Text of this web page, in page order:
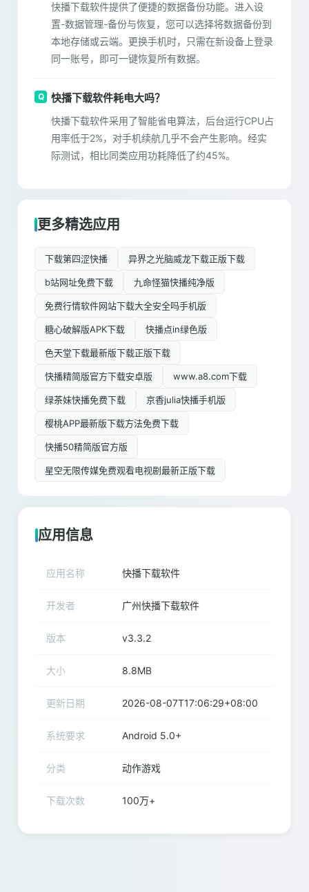
快播下载软件提供了便捷的数据备份功能。进入设
置-数据管理-备份与恢复，您可以选择将数据备份到
本地存储或云端。更换手机时，只需在新设备上登录
同一账号，即可一键恢复所有数据。
快播下载软件耗电大吗？
快播下载软件采用了智能省电算法，后台运行CPU占
用率低于2%，对手机续航几乎不会产生影响。经实
际测试，相比同类应用功耗降低了约45%。
更多精选应用
下载第四涩快播 异界之光脑威龙下载正版下载
b站网址免费下载 九命怪猫快播纯净版
免费行情软件网站下载大全安全吗手机版
糖心破解版APK下载 快播点in绿色版
色天堂下载最新版下载正版下载
快播精简版官方下载安卓版 www.a8.com下载
绿茶妹快播免费下载 京香julia快播手机版
樱桃APP最新版下载方法免费下载
快播50精简版官方版
星空无限传媒免费观看电视剧最新正版下载
应用信息
应用名称 快播下载软件
开发者 广州快播下载软件
版本 v3.3.2
大小 8.8MB
更新日期 2026-08-07T17:06:29+08:00
系统要求 Android 5.0+
分类 动作游戏
下载次数 100万+